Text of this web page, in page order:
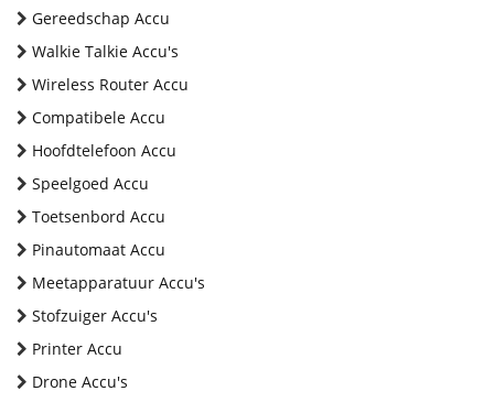
Gereedschap Accu
Walkie Talkie Accu's
Wireless Router Accu
Compatibele Accu
Hoofdtelefoon Accu
Speelgoed Accu
Toetsenbord Accu
Pinautomaat Accu
Meetapparatuur Accu's
Stofzuiger Accu's
Printer Accu
Drone Accu's